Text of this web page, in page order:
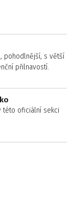
pohodlnější, s větší
přilnavostí.
této oficiální sekci